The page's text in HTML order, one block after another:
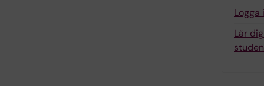
Logga
Lär